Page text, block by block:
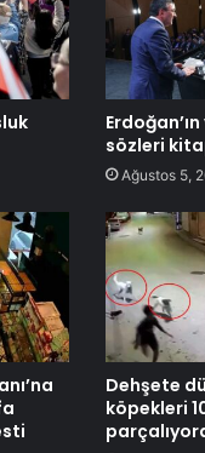
sözleri
Ağustos 5,
Dehşete
köpekleri